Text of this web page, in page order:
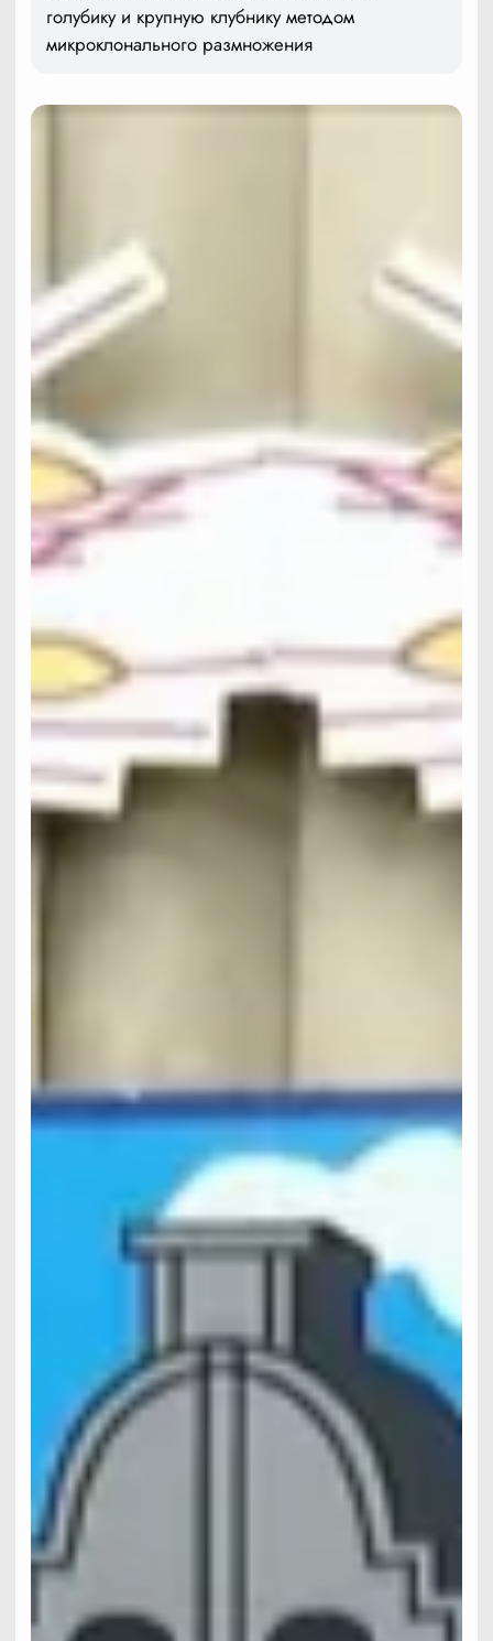
голубику и крупную клубнику методом
микроклонального размножения